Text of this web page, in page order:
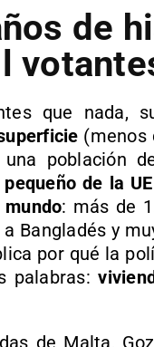
de
que nada,
(menos
población
de la UE
: más de
Bangladés y
por qué la
palabras:
de Malta,